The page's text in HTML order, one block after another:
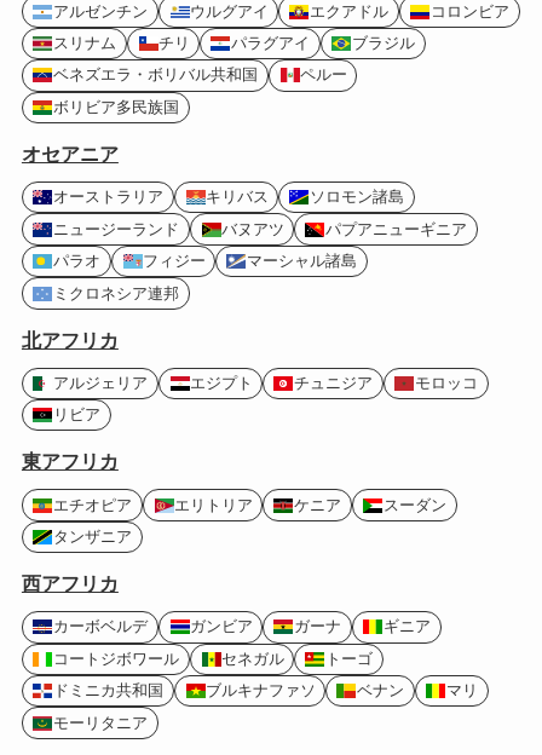
アルゼンチン ウルグアイ エクアドル
コロンビア
スリナム
チリ パラグアイ
ブラジル
ベネズエラ・ボリバル共和国
ペルー
ボリビア多民族国
オセアニア
オーストラリア キリバス
ソロモン諸島
ニュージーランド
バヌアツ
パプアニューギニア
パラオ
フィジー
マーシャル諸島
ミクロネシア連邦
北アフリカ
アルジェリア エジプト チュニジア
モロッコ
リビア
東アフリカ
エチオピア エリトリア ケニア
スーダン
タンザニア
西アフリカ
カーボベルデ ガンビア ガーナ
ギニア
コートジボワール
セネガル
トーゴ
ドミニカ共和国
ブルキナファソ ベナン
マリ
モーリタニア